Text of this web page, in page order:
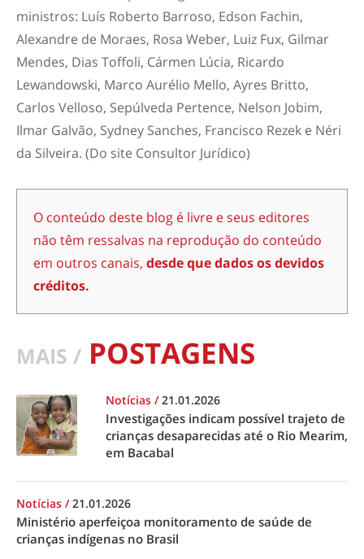
ministros: Luís Roberto Barroso, Edson Fachin,
Alexandre de Moraes, Rosa Weber, Luiz Fux, Gilmar
Mendes, Dias Toffoli, Cármen Lúcia, Ricardo
Lewandowski, Marco Aurélio Mello, Ayres Britto,
Carlos Velloso, Sepúlveda Pertence, Nelson Jobim,
Ilmar Galvão, Sydney Sanches, Francisco Rezek e Néri
da Silveira. (Do site Consultor Jurídico)
O conteúdo deste blog é livre e seus editores
não têm ressalvas na reprodução do conteúdo
em outros canais, desde que dados os devidos
créditos.
MAIS / POSTAGENS
Notícias /21.01.2026
Investigações indicam possível trajeto de
crianças desaparecidas até o Rio Mearim,
em Bacabal
Notícias /21.01.2026
Ministério aperfeiçoa monitoramento de saúde de
crianças indígenas no Brasil